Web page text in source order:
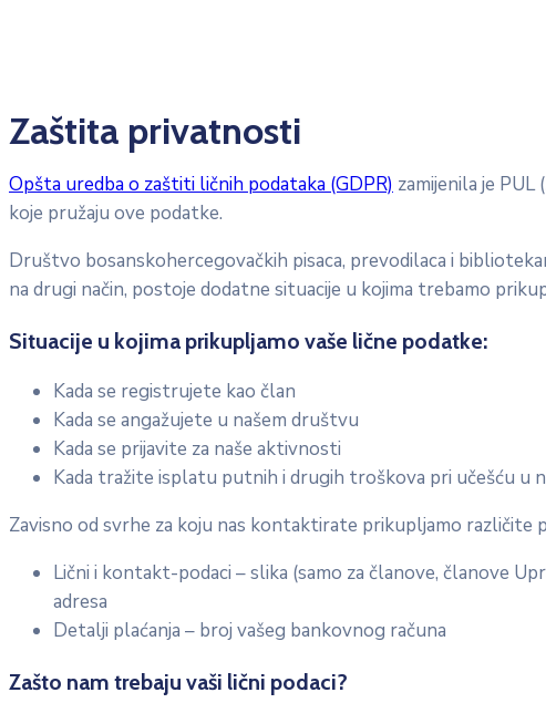
Zaštita privatnosti
Opšta uredba o zaštiti ličnih podataka (GDPR) zamijenila je
koje pružaju ove podatke.
Društvo bosanskohercegovačkih pisaca, prevodilaca i
na drugi način, postoje dodatne situacije u kojima trebamo
Situacije u kojima prikupljamo vaše lične podatke:
Kada se registrujete kao član
Kada se angažujete u našem društvu
Kada se prijavite za naše aktivnosti
Kada tražite isplatu putnih i drugih troškova pri učešću u
Zavisno od svrhe za koju nas kontaktirate prikupljamo različite
Lični i kontakt-podaci – slika (samo za članove, članove
adresa
Detalji plaćanja – broj vašeg bankovnog računa
Zašto nam trebaju vaši lični podaci?